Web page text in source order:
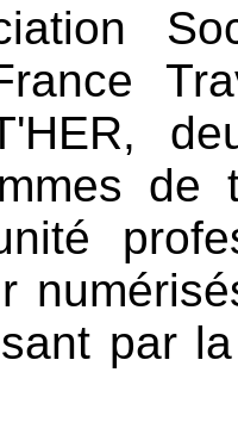
de
par